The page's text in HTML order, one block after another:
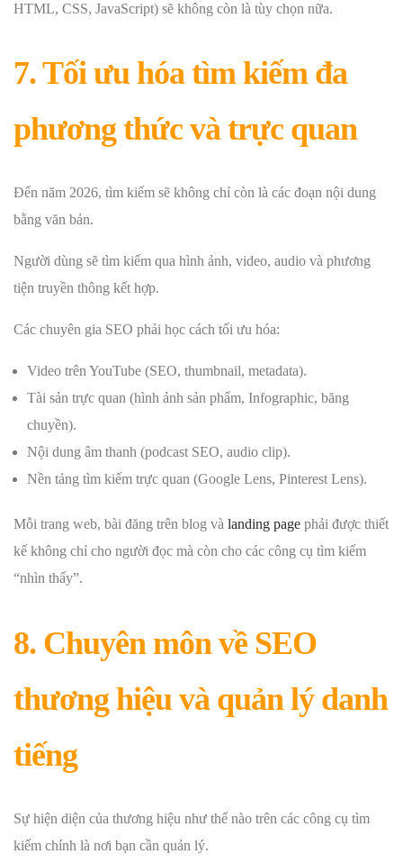
HTML, CSS, JavaScript) sẽ không còn là tùy chọn nữa.
7. Tối ưu hóa tìm kiếm đa
phương thức và trực quan
Đến năm 2026, tìm kiếm sẽ không chỉ còn là các đoạn nội dung
bằng văn bản.
Người dùng sẽ tìm kiếm qua hình ảnh, video, audio và phương
tiện truyền thông kết hợp.
Các chuyên gia SEO phải học cách tối ưu hóa:
Video trên YouTube (SEO, thumbnail, metadata).
Tài sản trực quan (hình ảnh sản phẩm, Infographic, băng
chuyền).
Nội dung âm thanh (podcast SEO, audio clip).
Nền tảng tìm kiếm trực quan (Google Lens, Pinterest Lens).
Mỗi trang web, bài đăng trên blog và landing page phải được thiết
kế không chỉ cho người đọc mà còn cho các công cụ tìm kiếm
“nhìn thấy”.
8. Chuyên môn về SEO
thương hiệu và quản lý danh
tiếng
Sự hiện diện của thương hiệu như thế nào trên các công cụ tìm
kiếm chính là nơi bạn cần quản lý.